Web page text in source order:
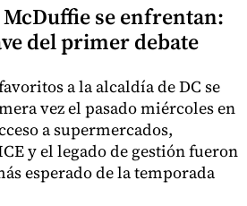
McDuffie se enfrentan:
del primer debate
a la alcaldía de DC se
vez el pasado miércoles en
a supermercados,
y el legado de gestión fueron
esperado de la temporada